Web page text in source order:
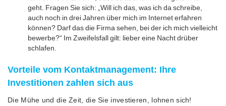
geht. Fragen Sie sich: „Will ich das, was ich da schreibe,
auch noch in drei Jahren über mich im Internet erfahren
können? Darf das die Firma sehen, bei der ich mich vielleicht
bewerbe?“ Im Zweifelsfall gilt: lieber eine Nacht drüber
schlafen.
Vorteile vom Kontaktmanagement: Ihre
Investitionen zahlen sich aus
Die Mühe und die Zeit, die Sie investieren, lohnen sich!